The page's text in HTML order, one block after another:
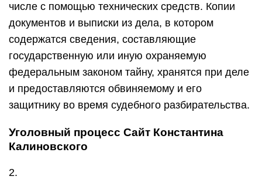
числе с помощью технических средств. Копии
документов и выписки из дела, в котором
содержатся сведения, составляющие
государственную или иную охраняемую
федеральным законом тайну, хранятся при деле
и предоставляются обвиняемому и его
защитнику во время судебного разбирательства.
Уголовный процесс Сайт Константина
Калиновского
2.